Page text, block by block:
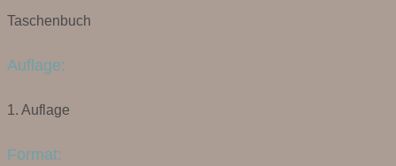
Taschenbuch
Auflage:
1. Auflage
Format: